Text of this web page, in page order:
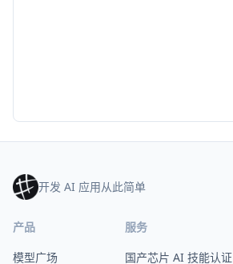
开发 AI 应用从此简单
产品
模型广场
服务
国产芯片 AI 技能认证